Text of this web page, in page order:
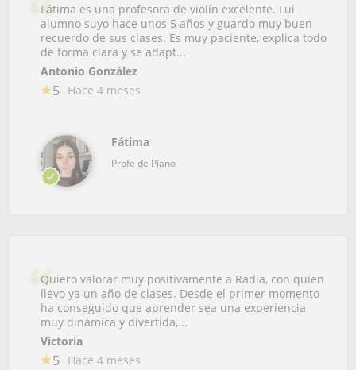
Fátima es una profesora de violín excelente. Fui
alumno suyo hace unos 5 años y guardo muy buen
recuerdo de sus clases. Es muy paciente, explica todo
de forma clara y se adapt...
Antonio González
5 Hace 4 meses
Fátima
Profe de Piano
Quiero valorar muy positivamente a Radia, con quien
llevo ya un año de clases. Desde el primer momento
ha conseguido que aprender sea una experiencia
muy dinámica y divertida,...
Victoria
5 Hace 4 meses